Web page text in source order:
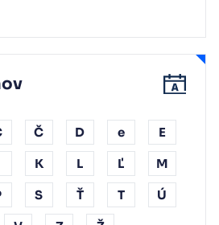
Č D e E
K L Ľ M
S Ť T Ú